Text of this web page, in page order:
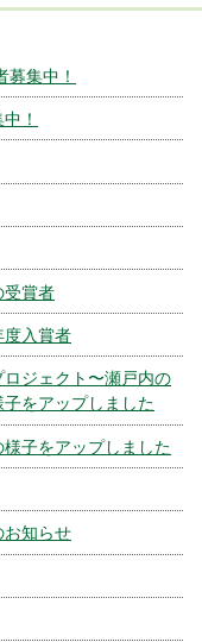
集中！
！
受賞者
度入賞者
ジェクト〜瀬戸内の
子をアップしました
子をアップしました
知らせ